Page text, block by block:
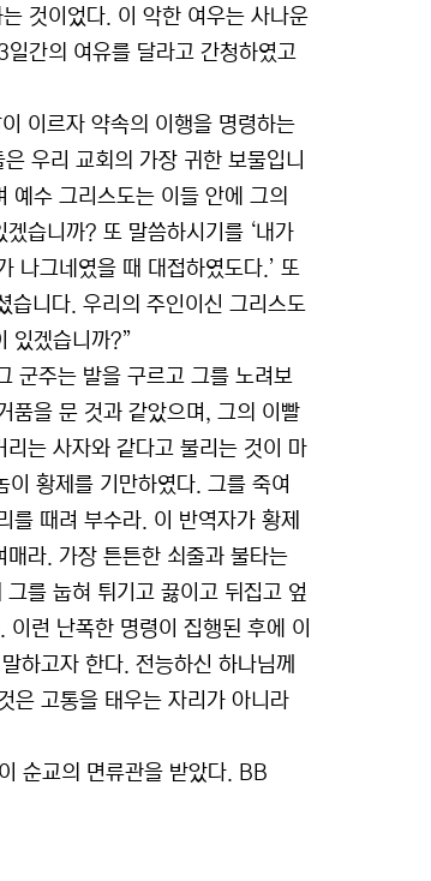
것이었다. 이 악한 여우는 사나운
간의 여유를 달라고 간청하였고
이르자 약속의 이행을 명령하는
우리 교회의 가장 귀한 보물입니
예수 그리스도는 이들 안에 그의
습니까? 또 말씀하시기를 ‘내가
나그네였을 때 대접하였도다.’ 또
습니다. 우리의 주인이신 그리스도
있겠습니까?”
군주는 발을 구르고 그를 노려보
품을 문 것과 같았으며, 그의 이빨
는 사자와 같다고 불리는 것이 마
황제를 기만하였다. 그를 죽여
때려 부수라. 이 반역자가 황제
라. 가장 튼튼한 쇠줄과 불타는
를 눕혀 튀기고 끓이고 뒤집고 엎
런 난폭한 명령이 집행된 후에 이
하고자 한다. 전능하신 하나님께
은 고통을 태우는 자리가 아니라
순교의 면류관을 받았다. BB